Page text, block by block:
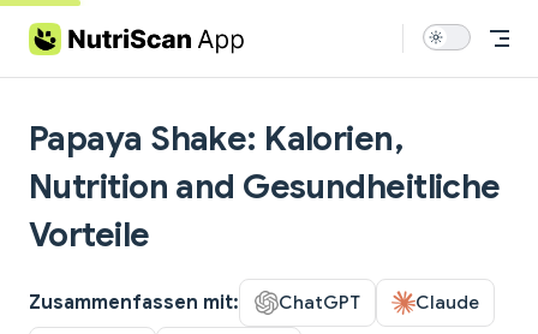
Skip to content
Papaya Shake: Kalorien,
Nutrition and Gesundheitliche
Vorteile
Zusammenfassen mit: ChatGPT Claude